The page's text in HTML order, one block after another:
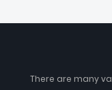
There are many